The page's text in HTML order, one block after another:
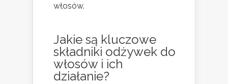
włosów.
Jakie są kluczowe
składniki odżywek do
włosów i ich
działanie?